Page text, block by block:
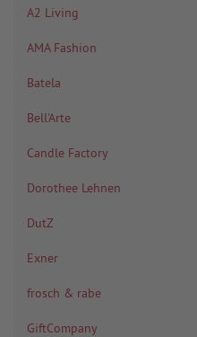
A2 Living
AMA Fashion
Batela
Bell'Arte
Candle Factory
Dorothee Lehnen
DutZ
Exner
frosch & rabe
GiftCompany